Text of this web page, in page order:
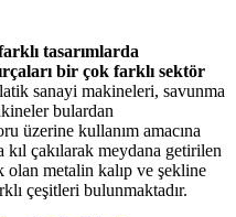
tasarımlarda
bir çok farklı sektör
sanayi makineleri, savunma
bulardan
üzerine kullanım amacına
çakılarak meydana getirilen
olan metalin kalıp ve şekline
çeşitleri bulunmaktadır.